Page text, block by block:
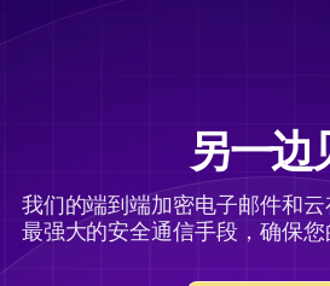
另一边
我们的端到端加密电子邮件和
最强大的安全通信手段，确保您